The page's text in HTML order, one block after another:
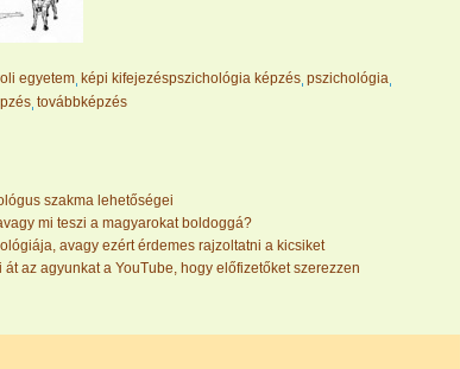
egyetem képi kifejezéspszichológia képzés pszichológia
továbbképzés
szakma lehetőségei
mi teszi a magyarokat boldoggá?
avagy ezért érdemes rajzoltatni a kicsiket
át az agyunkat a YouTube, hogy előfizetőket szerezzen